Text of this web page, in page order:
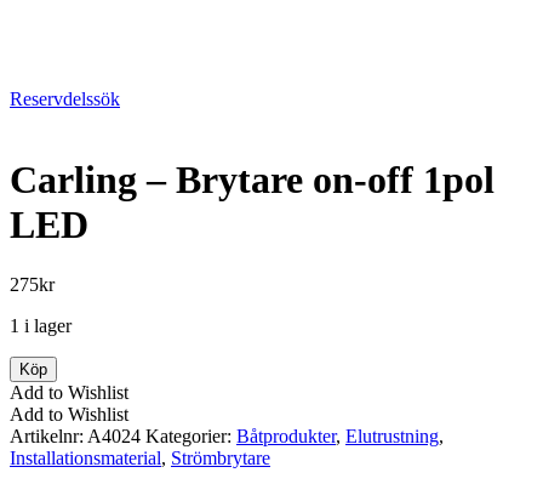
Reservdelssök
Carling – Brytare on-off 1pol
LED
275kr
1 i lager
Carling
-
Brytare
on-
off
Köp
Add to Wishlist
Add to Wishlist
Artikelnr: A4024 Kategorier: Båtprodukter, Elutrustning,
Installationsmaterial, Strömbrytare